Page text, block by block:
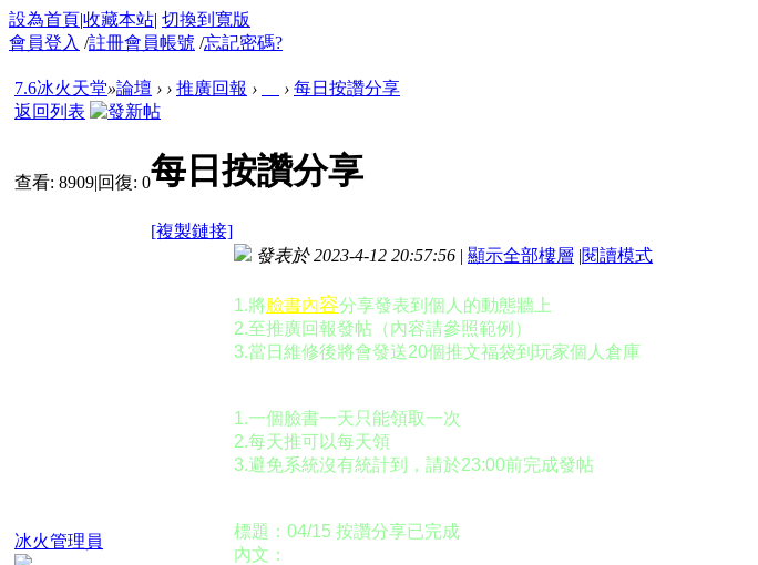
設為首頁|收藏本站| 切換到寬版
會員登入 /註冊會員帳號 /忘記密碼?
7.6冰火天堂»論壇 › › 推廣回報 › › 每日按讚分享
返回列表
查看: 8909|回復: 0每日按讚分享
[複製鏈接]
冰火管理員
發表於 2023-4-12 20:57:56 | 顯示全部樓層 |閱讀模式
1.將臉書內容分享發表到個人的動態牆上
2.至推廣回報發帖（內容請參照範例）
3.當日維修後將會發送20個推文福袋到玩家個人倉庫
1.一個臉書一天只能領取一次
2.每天推可以每天領
3.避免系統沒有統計到，請於23:00前完成發帖
標題：04/15 按讚分享已完成
內文：